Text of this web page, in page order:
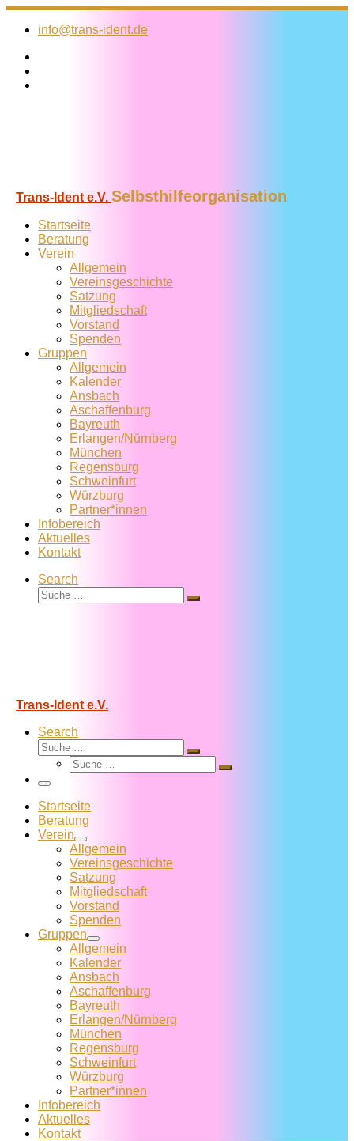
Zum
Inhalt
info@trans-ident.de
Trans-Ident e.V. Selbsthilfeorganisation
Startseite
Beratung
Verein
Allgemein
Vereins­geschichte
Satzung
Mitglied­schaft
Vorstand
Spenden
Gruppen
Allgemein
Kalender
Ansbach
Aschaffenburg
Bayreuth
Erlangen/Nürnberg
München
Regensburg
Schweinfurt
Würzburg
Partner*innen
Infobereich
Aktuelles
Kontakt
Search
Suche
Suche
Trans-Ident e.V.
Search
Suche
Suche
Suche
Suche
Menü
Startseite
Beratung
Verein
Allgemein
Vereins­geschichte
Satzung
Mitglied­schaft
Vorstand
Spenden
Gruppen
Allgemein
Kalender
Ansbach
Aschaffenburg
Bayreuth
Erlangen/Nürnberg
München
Regensburg
Schweinfurt
Würzburg
Partner*innen
Infobereich
Aktuelles
Kontakt